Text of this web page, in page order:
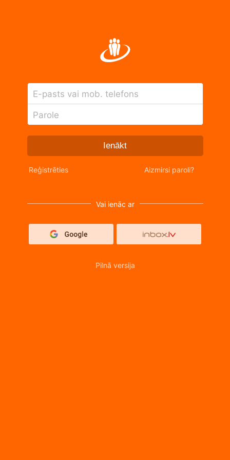
E-pasts vai mob. telefons
Parole
Ienākt
Reģistrēties Aizmirsi paroli?
Vai ienāc ar
Pilnā versija